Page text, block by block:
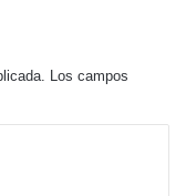
Los campos